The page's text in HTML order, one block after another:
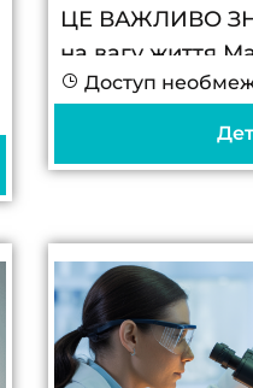
ЦЕ ВАЖЛИВО
на вагу життя
може призвести
хвилин. Ваші
Доступ